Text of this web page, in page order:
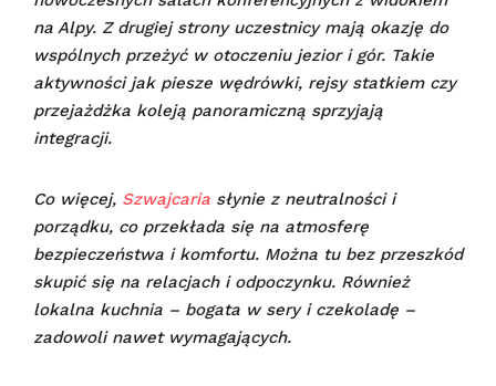
na Alpy. Z drugiej strony uczestnicy mają okazję do
wspólnych przeżyć w otoczeniu jezior i gór. Takie
aktywności jak piesze wędrówki, rejsy statkiem czy
przejażdżka koleją panoramiczną sprzyjają
integracji.
Co więcej, Szwajcaria słynie z neutralności i
porządku, co przekłada się na atmosferę
bezpieczeństwa i komfortu. Można tu bez przeszkód
skupić się na relacjach i odpoczynku. Również
lokalna kuchnia – bogata w sery i czekoladę –
zadowoli nawet wymagających.